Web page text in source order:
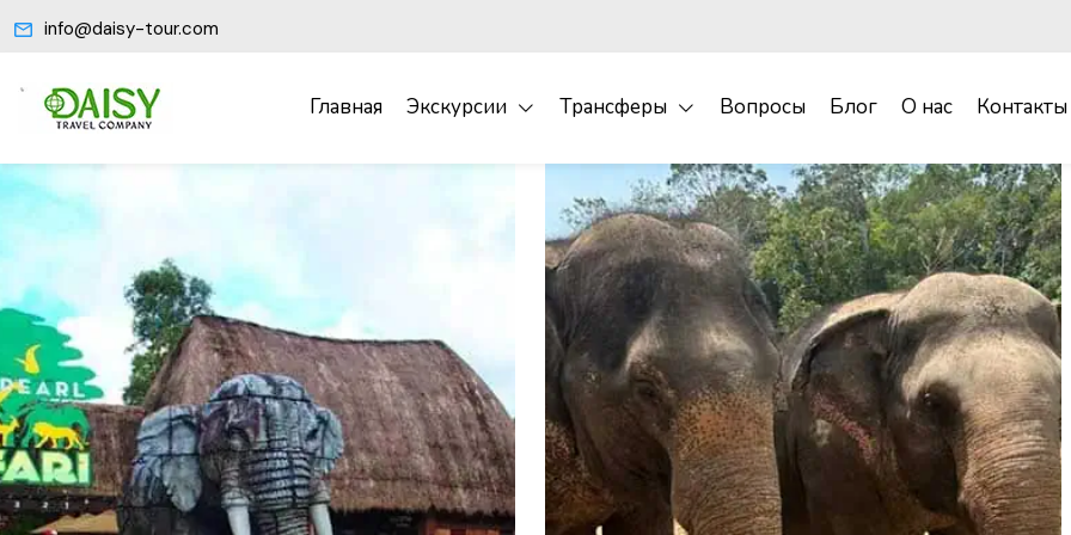
info@daisy-tour.com
Главная Экскурсии Трансферы Вопросы Блог О нас Контакты